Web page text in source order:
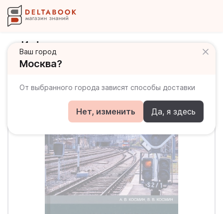
Ваш город
Москва?
От выбранного города зависят способы доставки
Нет, изменить Да, я здесь
Инфраструктура железных дорог.
Англо-русский словарь